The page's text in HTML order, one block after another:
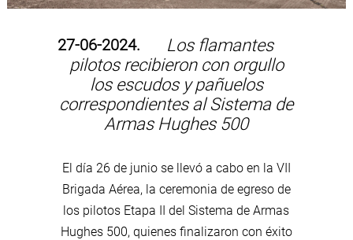
27-06-2024.
Los flamantes
pilotos recibieron con orgullo
los escudos y pañuelos
correspondientes al Sistema de
Armas Hughes 500
El día 26 de junio se llevó a cabo en la VII
Brigada Aérea, la ceremonia de egreso de
los pilotos Etapa II del Sistema de Armas
Hughes 500, quienes finalizaron con éxito